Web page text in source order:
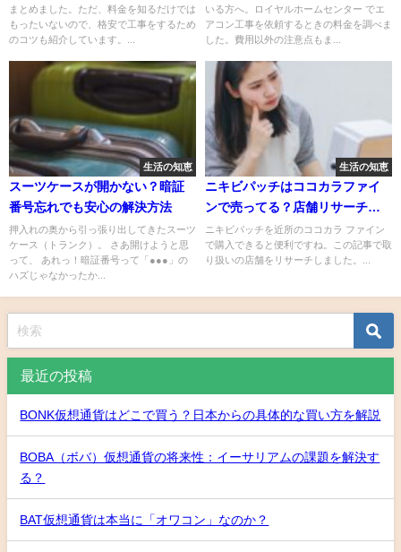
まとめました。ただ、料金を知るだけでは
もったいないので、格安で工事をするため
のコツも紹介しています。...
紹介
いる方へ。ロイヤルホームセンター でエ
アコン工事を依頼するときの料金を調べま
した。費用以外の注意点もま...
生活の知恵
スーツケースが開かない？暗証
番号忘れでも安心の解決方法
押入れの奥から引っ張り出してきたスーツ
ケース（トランク）。 さあ開けようと思
って、 あれっ！暗証番号って「●●●」の
ハズじゃなかったか...
生活の知恵
ニキビパッチはココカラファイ
ンで売ってる？店舗リサーチの
結果をシェア
ニキビパッチを近所のココカラ ファイン
で購入できると便利ですね。この記事で取
り扱いの店舗をリサーチしました。...
最近の投稿
BONK仮想通貨はどこで買う？日本からの具体的な買い方を解説
BOBA（ボバ）仮想通貨の将来性：イーサリアムの課題を解決す
る？
BAT仮想通貨は本当に「オワコン」なのか？